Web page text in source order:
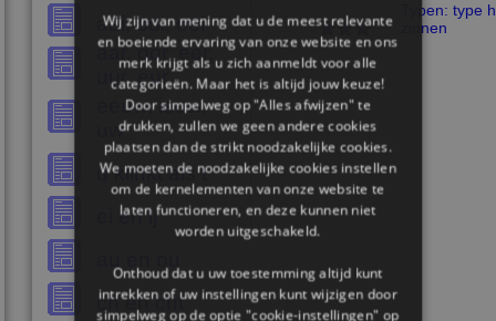
aai, ooi, oei
aar, oor, eer,
uur, eur
eeuw, ieuw,
uw
d klinkt als t
ei en ij
ch en cht
Typen: type
zinnen
Wij zijn van mening dat u de meest relevante
en boeiende ervaring van onze website en ons
merk krijgt als u zich aanmeldt voor alle
categorieën. Maar het is altijd jouw keuze!
Door simpelweg op "Alles afwijzen" te
drukken, zullen we geen andere cookies
plaatsen dan de strikt noodzakelijke cookies.
We moeten de noodzakelijke cookies instellen
om de kernelementen van onze website te
laten functioneren, en deze kunnen niet
worden uitgeschakeld.
Onthoud dat u uw toestemming altijd kunt
intrekken of uw instellingen kunt wijzigen door
simpelweg op de optie "cookie-instellingen" op